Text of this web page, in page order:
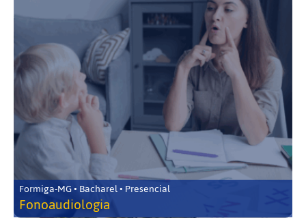
Formiga-MG • Bacharel • Presencial
Fonoaudiologia